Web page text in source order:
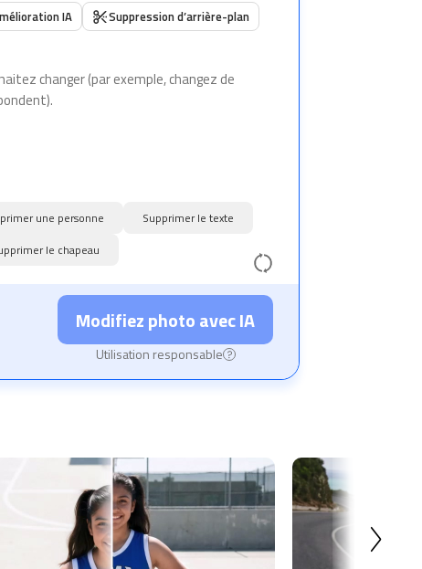
IA
Suppression d’arrière-plan
une personne
Supprimer le texte
le chapeau
Modifiez photo avec IA
Utilisation responsable